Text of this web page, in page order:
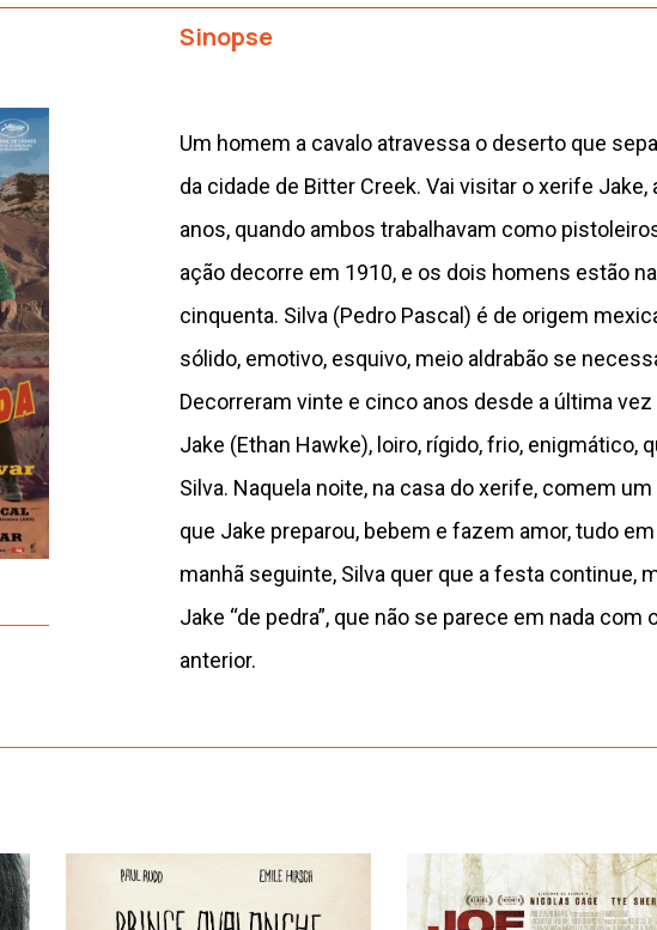
Sinopse
Um homem a cavalo atravessa o deserto que
da cidade de Bitter Creek. Vai visitar o xerife
anos, quando ambos trabalhavam como
ação decorre em 1910, e os dois homens estão
cinquenta. Silva (Pedro Pascal) é de origem
sólido, emotivo, esquivo, meio aldrabão se
Decorreram vinte e cinco anos desde a última
Jake (Ethan Hawke), loiro, rígido, frio, enigmático,
Silva. Naquela noite, na casa do xerife, comem
que Jake preparou, bebem e fazem amor, tudo
manhã seguinte, Silva quer que a festa continue,
Jake “de pedra”, que não se parece em nada com
anterior.